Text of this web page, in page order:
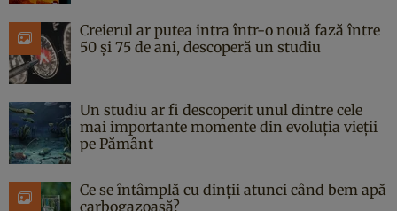
Creierul ar putea intra într-o nouă fază între
50 și 75 de ani, descoperă un studiu
Un studiu ar fi descoperit unul dintre cele
mai importante momente din evoluția vieții
pe Pământ
Ce se întâmplă cu dinții atunci când bem apă
carbogazoasă?